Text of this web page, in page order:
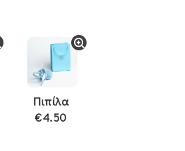
Πιπίλα
€4.50